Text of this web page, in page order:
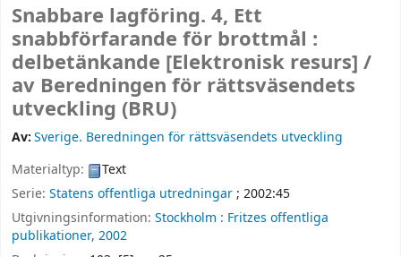
Snabbare lagföring. 4, Ett
snabbförfarande för brottmål :
delbetänkande [Elektronisk resurs] /
av Beredningen för rättsväsendets
utveckling (BRU)
Av:Sverige. Beredningen för rättsväsendets utveckling
Materialtyp:
Text
Serie: Statens offentliga utredningar; 2002:45
Utgivningsinformation: Stockholm : Fritzes offentliga
publikationer, 2002